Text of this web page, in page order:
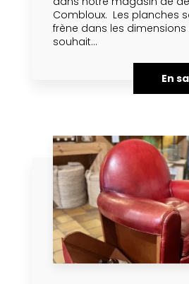
Combloux. Les planches
frène dans les
souhait...
En